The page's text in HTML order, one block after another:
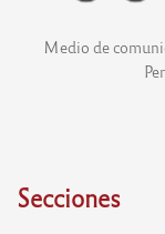
Medio de
Secciones